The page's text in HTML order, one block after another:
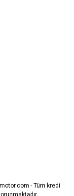
- Tüm kredi